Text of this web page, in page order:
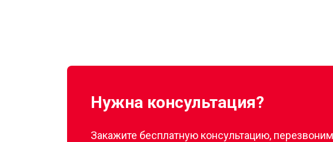
Нужна консультация?
Закажите бесплатную консультацию,